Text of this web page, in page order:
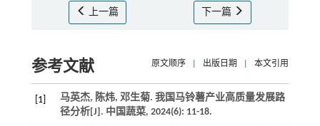
上一篇 下一篇
参考文献 原文顺序 出版日期 本文引用
[1]
马英杰, 陈炜, 邓生菊. 我国马铃薯产业高质量发展路
径分析[J]. 中国蔬菜, 2024(6): 11-18.